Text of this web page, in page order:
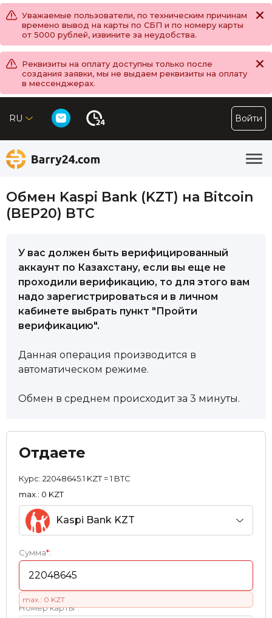
Уважаемые пользователи, по техническим причинам
времено вывод на карты по СБП и по номеру карты
от 5000 рублей, извините за неудобства.
Реквизиты на оплату доступны только после
создания заявки, мы не выдаем реквизиты на оплату
в мессенджерах.
RU Войти
Обмен Kaspi Bank (KZT) на Bitcoin
(BEP20) BTC
У вас должен быть верифицированный
аккаунт по Казахстану, если вы еще не
проходили верификацию, то для этого вам
надо зарегистрироваться и в личном
кабинете выбрать пункт "Пройти
верификацию".
Данная операция производится в
автоматическом режиме.
Обмен в среднем происходит за 3 минуты.
Отдаете
Курс: 22048645.1 KZT = 1 BTC
max.: 0 KZT
Kaspi Bank KZT
Сумма*:
max.: 0 KZT
Номер карты*: